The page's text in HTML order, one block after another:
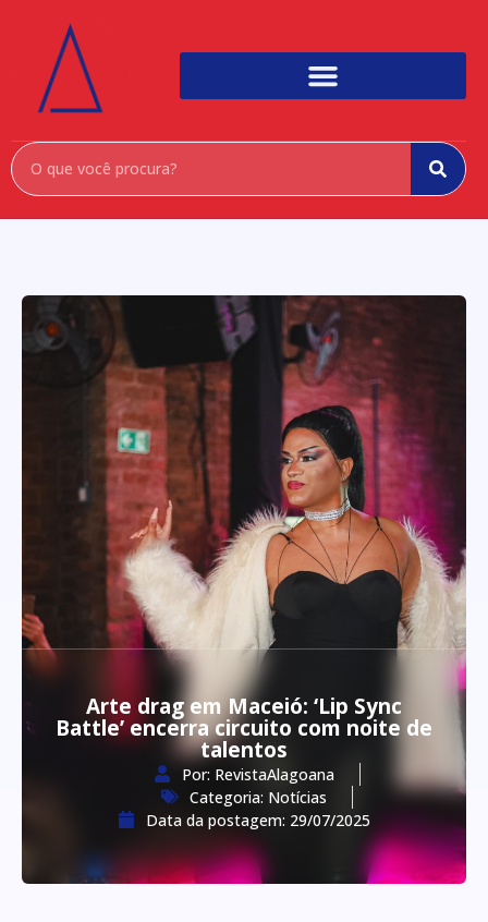
Arte drag em Maceió: ‘Lip Sync
Battle’ encerra circuito com noite de
talentos
Por: RevistaAlagoana
Categoria: Notícias
Data da postagem: 29/07/2025